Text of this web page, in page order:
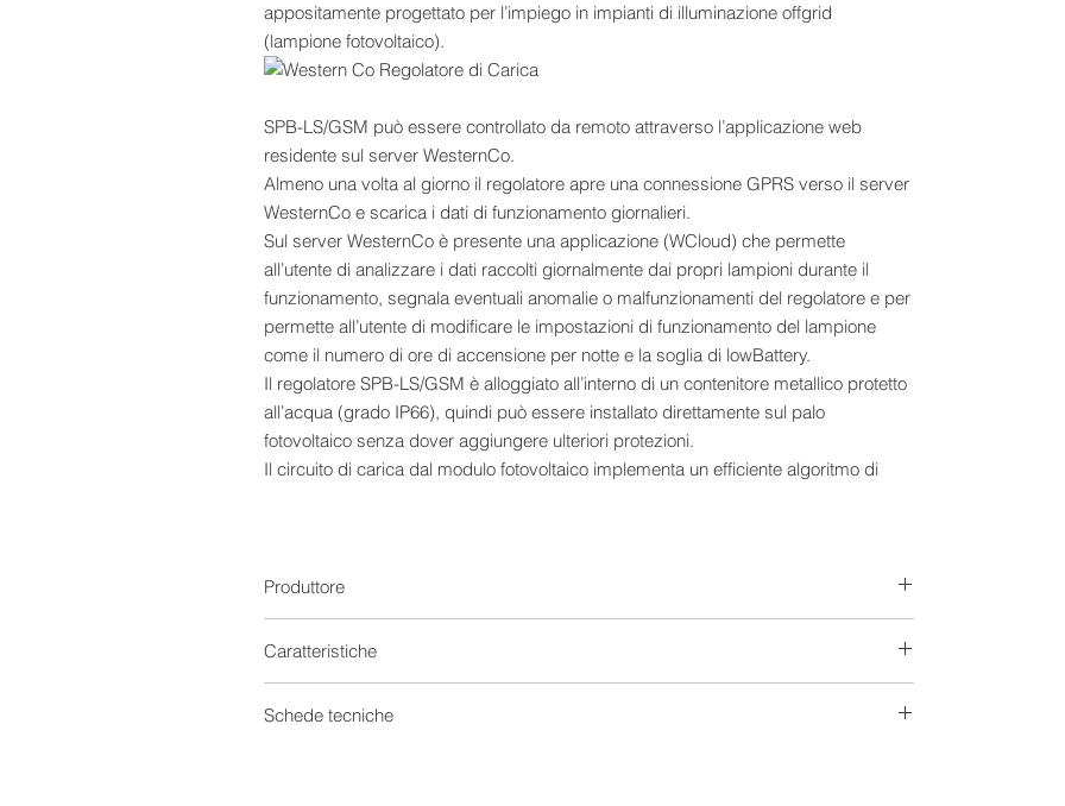
appositamente progettato per l’impiego in impianti di illuminazione offgrid
(lampione fotovoltaico).
SPB-LS/GSM può essere controllato da remoto attraverso l’applicazione web
residente sul server WesternCo.
Almeno una volta al giorno il regolatore apre una connessione GPRS verso il server
WesternCo e scarica i dati di funzionamento giornalieri.
Sul server WesternCo è presente una applicazione (WCloud) che permette
all’utente di analizzare i dati raccolti giornalmente dai propri lampioni durante il
funzionamento, segnala eventuali anomalie o malfunzionamenti del regolatore e per
permette all’utente di modificare le impostazioni di funzionamento del lampione
come il numero di ore di accensione per notte e la soglia di lowBattery.
Il regolatore SPB-LS/GSM è alloggiato all’interno di un contenitore metallico protetto
all’acqua (grado IP66), quindi può essere installato direttamente sul palo
fotovoltaico senza dover aggiungere ulteriori protezioni.
Il circuito di carica dal modulo fotovoltaico implementa un efficiente algoritmo di
- 12V / 24V tensione di batteria
- Carica MPPT con tensione del modulo fino a 100V
- Compensazione in temperatura della tensione di carica
Produttore
Caratteristiche
Regolatori di carica
Schede tecniche